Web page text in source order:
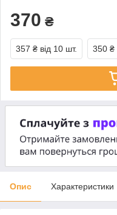
370 ₴
357 ₴ від 10 шт. 350 ₴
Опис Характеристики